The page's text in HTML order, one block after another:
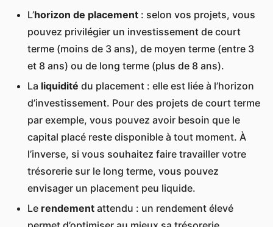
L’horizon de placement : selon vos projets, vous
pouvez privilégier un investissement de court
terme (moins de 3 ans), de moyen terme (entre 3
et 8 ans) ou de long terme (plus de 8 ans).
La liquidité du placement : elle est liée à l’horizon
d’investissement. Pour des projets de court terme
par exemple, vous pouvez avoir besoin que le
capital placé reste disponible à tout moment. À
l’inverse, si vous souhaitez faire travailler votre
trésorerie sur le long terme, vous pouvez
envisager un placement peu liquide.
Le rendement attendu : un rendement élevé